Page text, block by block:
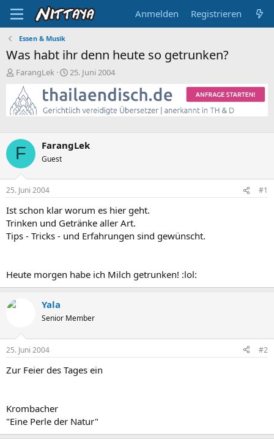
Anmelden Registrieren
Essen & Musik
Was habt ihr denn heute so getrunken?
E
s
t
e
l
e
r
FarangLek
E
s
t
e
t
25. Juni 2004
F FarangLek
Guest
25. Juni 2004 #1
Ist schon klar worum es hier geht.
Trinken und Getränke aller Art.
Tips - Tricks - und Erfahrungen sind gewünscht.
Heute morgen habe ich Milch getrunken! :lol:
Yala
Senior Member
25. Juni 2004 #2
Zur Feier des Tages ein
Krombacher
"Eine Perle der Natur"